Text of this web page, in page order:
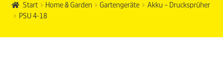
Start Home & Garden Gartengeräte
Akku – Drucksprüher
PSU 4-18